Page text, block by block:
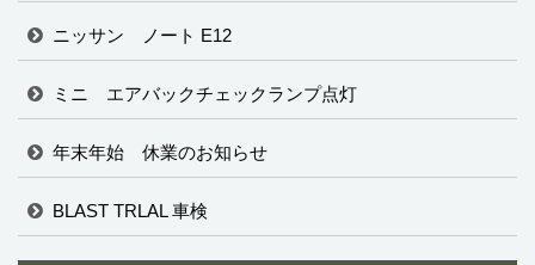
ニッサン ノート E12
ミニ エアバックチェックランプ点灯
年末年始 休業のお知らせ
BLAST TRLAL 車検